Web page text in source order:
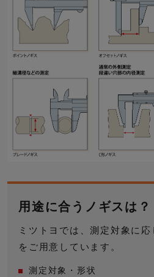
用途に合うノギスは？
ミツトヨでは、測定対象に
をご用意しています。
測定対象・形状